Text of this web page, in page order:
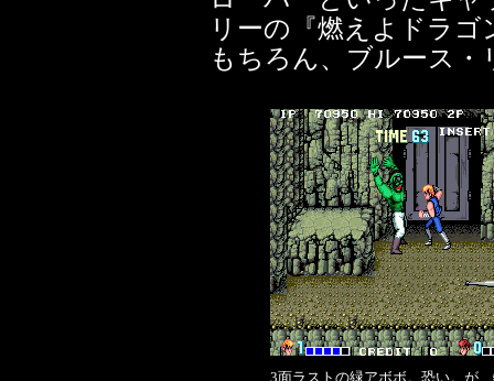
リーの『燃えよドラ
もちろん、ブルース
3面ラストの緑アボボ。恐い。が